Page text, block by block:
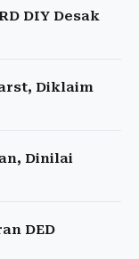
DIY Desak
Diklaim
Dinilai
DED